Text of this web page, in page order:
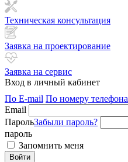
Техническая консультация
Заявка на проектирование
Заявка на сервис
Вход в личный кабинет
По E-mail По номеру телефона
Email
ПарольЗабыли пароль?
пароль
Запомнить меня
Войти